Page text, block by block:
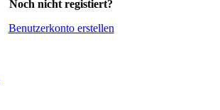
Noch nicht registiert?
Benutzerkonto erstellen